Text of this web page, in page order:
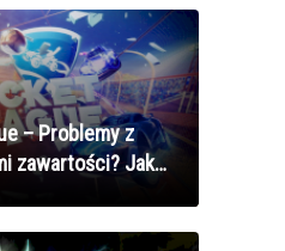
– Problemy z
zawartości? Jak